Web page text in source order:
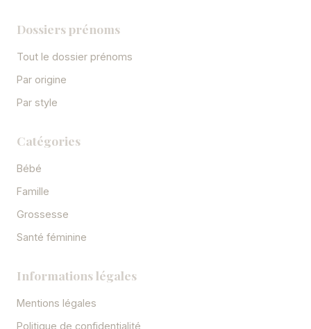
Dossiers prénoms
Tout le dossier prénoms
Par origine
Par style
Catégories
Bébé
Famille
Grossesse
Santé féminine
Informations légales
Mentions légales
Politique de confidentialité